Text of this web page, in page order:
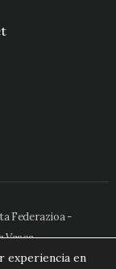
Federazioa -
Vasca
experiencia en